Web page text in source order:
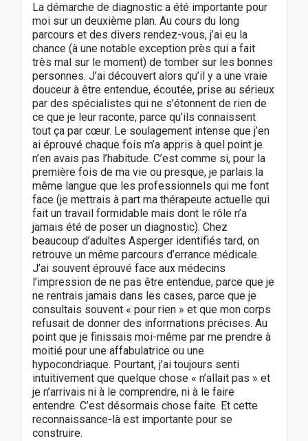
La démarche de diagnostic a été importante pour
moi sur un deuxième plan. Au cours du long
parcours et des divers rendez-vous, j’ai eu la
chance (à une notable exception près qui a fait
très mal sur le moment) de tomber sur les bonnes
personnes. J’ai découvert alors qu’il y a une vraie
douceur à être entendue, écoutée, prise au sérieux
par des spécialistes qui ne s’étonnent de rien de
ce que je leur raconte, parce qu’ils connaissent
tout ça par cœur. Le soulagement intense que j’en
ai éprouvé chaque fois m’a appris à quel point je
n’en avais pas l’habitude. C’est comme si, pour la
première fois de ma vie ou presque, je parlais la
même langue que les professionnels qui me font
face (je mettrais à part ma thérapeute actuelle qui
fait un travail formidable mais dont le rôle n’a
jamais été de poser un diagnostic). Chez
beaucoup d’adultes Asperger identifiés tard, on
retrouve un même parcours d’errance médicale.
J’ai souvent éprouvé face aux médecins
l’impression de ne pas être entendue, parce que je
ne rentrais jamais dans les cases, parce que je
consultais souvent « pour rien » et que mon corps
refusait de donner des informations précises. Au
point que je finissais moi-même par me prendre à
moitié pour une affabulatrice ou une
hypocondriaque. Pourtant, j’ai toujours senti
intuitivement que quelque chose « n’allait pas » et
je n’arrivais ni à le comprendre, ni à le faire
entendre. C’est désormais chose faite. Et cette
reconnaissance-là est importante pour se
construire.